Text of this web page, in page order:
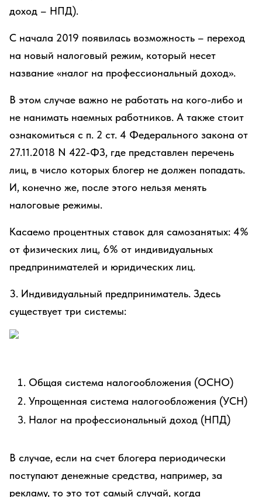
доход – НПД).
С начала 2019 появилась возможность – переход
на новый налоговый режим, который несет
название «налог на профессиональный доход».
В этом случае важно не работать на кого-либо и
не нанимать наемных работников. А также стоит
ознакомиться с п. 2 ст. 4 Федерального закона от
27.11.2018 N 422-ФЗ, где представлен перечень
лиц, в число которых блогер не должен попадать.
И, конечно же, после этого нельзя менять
налоговые режимы.
Касаемо процентных ставок для самозанятых: 4%
от физических лиц, 6% от индивидуальных
предпринимателей и юридических лиц.
3. Индивидуальный предприниматель. Здесь
существует три системы:
Общая система налогообложения (ОСНО)
Упрощенная система налогообложения (УСН)
Налог на профессиональный доход (НПД)
В случае, если на счет блогера периодически
поступают денежные средства, например, за
рекламу, то это тот самый случай, когда